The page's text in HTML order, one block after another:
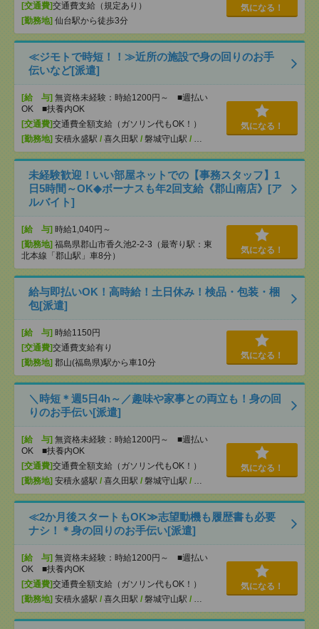
[交通費]交通費支給（規定あり）
[勤務地] 仙台駅から徒歩3分
気になる！
≪ジモトで時短！！≫近所の施設で身の回りのお手
伝いなど[派遣]
[給 与] 無資格未経験：時給1200円～ ■週払い
OK ■扶養内OK
[交通費]交通費全額支給（ガソリン代もOK！）
[勤務地] 安積永盛駅 / 喜久田駅 / 磐城守山駅 / …
気になる！
未経験歓迎！いい部屋ネットでの【事務スタッフ】1
日5時間～OK◆ボーナスも年2回支給《郡山南店》[ア
ルバイト]
[給 与] 時給1,040円～
[勤務地] 福島県郡山市香久池2-2-3（最寄り駅：東
北本線「郡山駅」車8分）
気になる！
給与即払いOK！高時給！土日休み！検品・包装・梱
包[派遣]
[給 与] 時給1150円
[交通費]交通費支給有り
[勤務地] 郡山(福島県)駅から車10分
気になる！
＼時短＊週5日4h～／趣味や家事との両立も！身の回
りのお手伝い[派遣]
[給 与] 無資格未経験：時給1200円～ ■週払い
OK ■扶養内OK
[交通費]交通費全額支給（ガソリン代もOK！）
[勤務地] 安積永盛駅 / 喜久田駅 / 磐城守山駅 / …
気になる！
≪2か月後スタートもOK≫志望動機も履歴書も必要
ナシ！＊身の回りのお手伝い[派遣]
[給 与] 無資格未経験：時給1200円～ ■週払い
OK ■扶養内OK
[交通費]交通費全額支給（ガソリン代もOK！）
[勤務地] 安積永盛駅 / 喜久田駅 / 磐城守山駅 / …
気になる！